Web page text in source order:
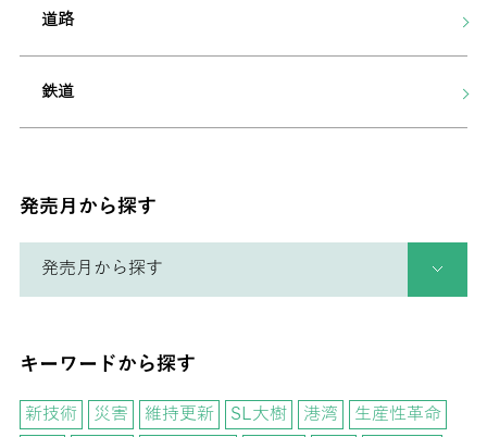
道路
鉄道
発売月から探す
キーワードから探す
新技術 災害 維持更新 SL大樹 港湾
生産性革命